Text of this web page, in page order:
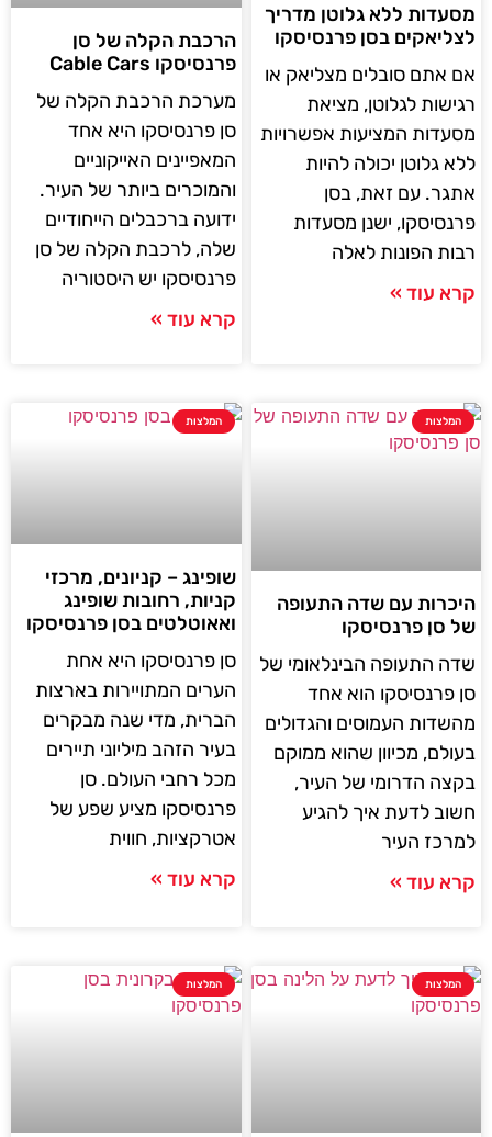
מסעדות ללא גלוטן מדריך
לצליאקים בסן פרנסיסקו
אם אתם סובלים מצליאק או
רגישות לגלוטן, מציאת
מסעדות המציעות אפשרויות
ללא גלוטן יכולה להיות
אתגר. עם זאת, בסן
פרנסיסקו, ישנן מסעדות
רבות הפונות לאלה
קרא עוד »
הרכבת הקלה של סן
פרנסיסקו Cable Cars
מערכת הרכבת הקלה של
סן פרנסיסקו היא אחד
המאפיינים האייקוניים
והמוכרים ביותר של העיר.
ידועה ברכבלים הייחודיים
שלה, לרכבת הקלה של סן
פרנסיסקו יש היסטוריה
קרא עוד »
המלצות
היכרות עם שדה התעופה
של סן פרנסיסקו
שדה התעופה הבינלאומי של
סן פרנסיסקו הוא אחד
מהשדות העמוסים והגדולים
בעולם, מכיוון שהוא ממוקם
בקצה הדרומי של העיר,
חשוב לדעת איך להגיע
למרכז העיר
קרא עוד »
המלצות
שופינג – קניונים, מרכזי
קניות, רחובות שופינג
ואאוטלטים בסן פרנסיסקו
סן פרנסיסקו היא אחת
הערים המתויירות בארצות
הברית, מדי שנה מבקרים
בעיר הזהב מיליוני תיירים
מכל רחבי העולם. סן
פרנסיסקו מציע שפע של
אטרקציות, חווית
קרא עוד »
המלצות המלצות